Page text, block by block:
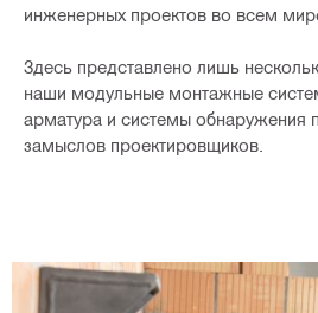
инженерных проектов во всем
Здесь представлено лишь
наши модульные монтажные
арматура и системы обнаружения
замыслов проектировщиков.